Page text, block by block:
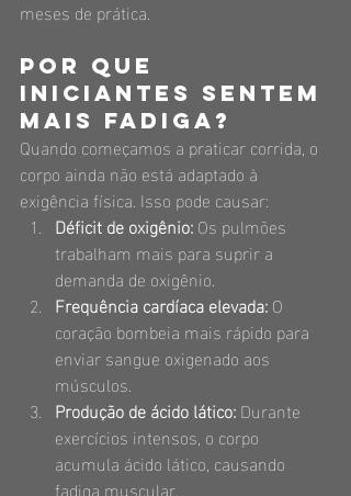
meses de prática.
Por que
iniciantes sentem
mais fadiga?
Quando começamos a praticar corrida, o
corpo ainda não está adaptado à
exigência física. Isso pode causar:
Déficit de oxigênio: Os pulmões
trabalham mais para suprir a
demanda de oxigênio.
Frequência cardíaca elevada: O
coração bombeia mais rápido para
enviar sangue oxigenado aos
músculos.
Produção de ácido lático: Durante
exercícios intensos, o corpo
acumula ácido lático, causando
fadiga muscular.